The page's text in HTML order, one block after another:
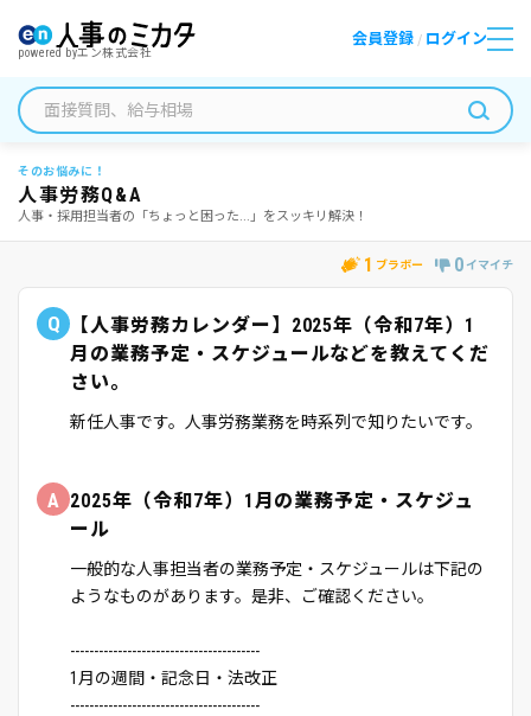
powered byエン株式会社
会員登録 / ログイン
そのお悩みに！
人事労務Q&A
人事・採用担当者の「ちょっと困った...」をスッキリ解決！
1 ブラボー 0 イマイチ
Q
【人事労務カレンダー】2025年（令和7年）1
月の業務予定・スケジュールなどを教えてくだ
さい。
新任人事です。人事労務業務を時系列で知りたいです。
A 2025年（令和7年）1月の業務予定・スケジュ
ール
一般的な人事担当者の業務予定・スケジュールは下記の
ようなものがあります。是非、ご確認ください。
----------------------------------------
1月の週間・記念日・法改正
----------------------------------------